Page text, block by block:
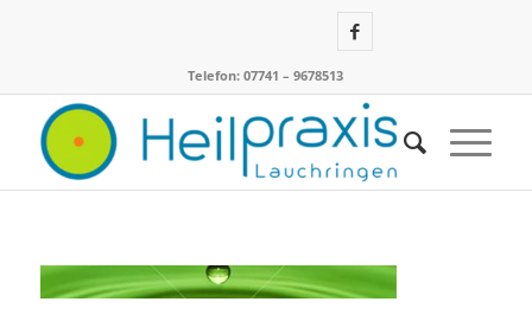
Telefon: 07741 – 9678513